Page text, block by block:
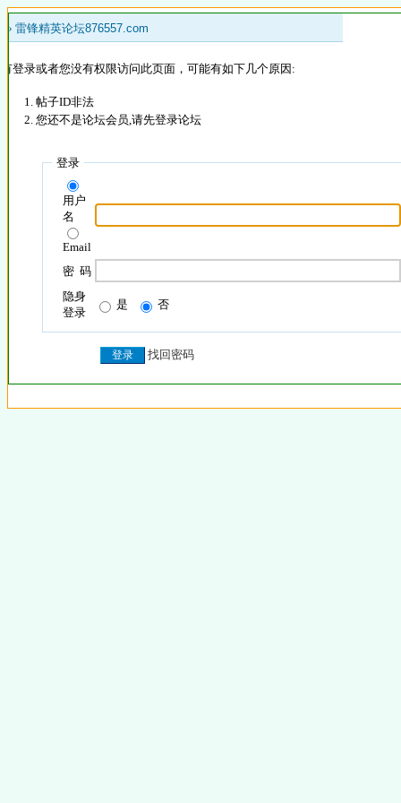
» 雷锋精英论坛876557.com
登录或者您没有权限访问此页面，可能有如下几个原因:
帖子ID非法
您还不是论坛会员,请先登录论坛
登录
用户
名
Email
密 码
隐身
登录
是 否
找回密码